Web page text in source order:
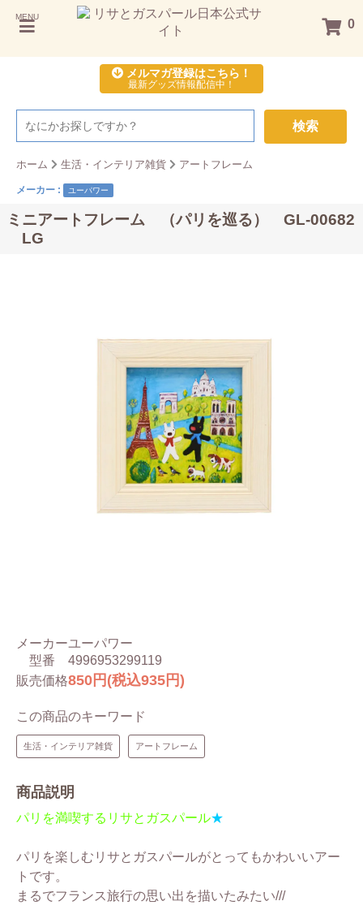
MENU 0
メルマガ登録はこちら！
最新グッズ情報配信中！
検索
ホーム 生活・インテリア雑貨 アートフレーム
メーカー : ユーパワー
ミニアートフレーム （パリを巡る） GL-00682
LG
メーカーユーパワー
型番
4996953299119
販売価格850円(税込935円)
この商品のキーワード
生活・インテリア雑貨 アートフレーム
商品説明
パリを満喫するリサとガスパール★
パリを楽しむリサとガスパールがとってもかわいいアー
トです。
まるでフランス旅行の思い出を描いたみたい///